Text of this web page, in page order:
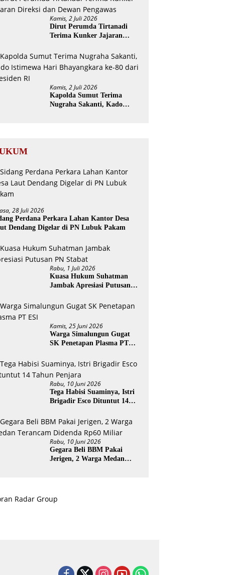
Kamis, 2 Juli 2026
Dirut Perumda Tirtanadi
Terima Kunker Jajaran
Kamis, 2 Juli 2026
Kapolda Sumut Terima
Nugraha Sakanti, Kado
28 Juli 2026
Perdana Perkara Lahan Kantor Desa
Dendang Digelar di PN Lubuk Pakam
Rabu, 1 Juli 2026
Kuasa Hukum Suhatman
Jambak Apresiasi Putusan
Kamis, 25 Juni 2026
Warga Simalungun Gugat
SK Penetapan Plasma PT
Rabu, 10 Juni 2026
Tega Habisi Suaminya, Istri
Brigadir Esco Dituntut 14
Rabu, 10 Juni 2026
Gegara Beli BBM Pakai
Jerigen, 2 Warga Medan